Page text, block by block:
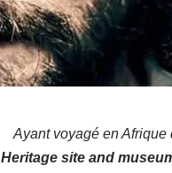
Ayant voyagé en
Heritage site and